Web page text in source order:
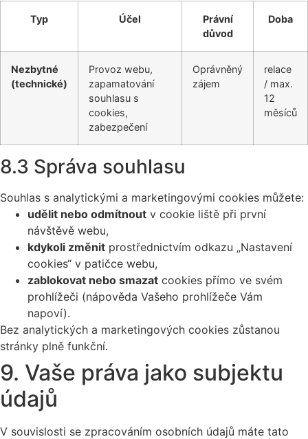
Typ Účel
Právní
důvod
Doba
Nezbytné
(technické)
Provoz webu,
zapamatování
souhlasu s
cookies,
zabezpečení
Oprávněný
zájem
relace
/ max.
12
měsíců
8.3 Správa souhlasu
Souhlas s analytickými a marketingovými cookies můžete:
udělit nebo odmítnout v cookie liště při první
návštěvě webu,
kdykoli změnit prostřednictvím odkazu „Nastavení
cookies“ v patičce webu,
zablokovat nebo smazat cookies přímo ve svém
prohlížeči (nápověda Vašeho prohlížeče Vám
napoví).
Bez analytických a marketingových cookies zůstanou
stránky plně funkční.
9. Vaše práva jako subjektu
údajů
V souvislosti se zpracováním osobních údajů máte tato